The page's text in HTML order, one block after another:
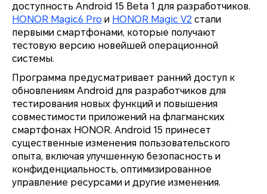
доступность Android 15 Beta 1 для разработчиков.
HONOR Magic6 Pro и HONOR Magic V2 стали
первыми смартфонами, которые получают
тестовую версию новейшей операционной
системы.
Программа предусматривает ранний доступ к
обновлениям Android для разработчиков для
тестирования новых функций и повышения
совместимости приложений на флагманских
смартфонах HONOR. Android 15 принесет
существенные изменения пользовательского
опыта, включая улучшенную безопасность и
конфиденциальность, оптимизированное
управление ресурсами и другие изменения.